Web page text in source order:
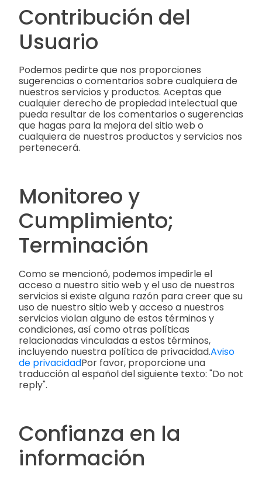
Contribución del
Usuario
Podemos pedirte que nos proporciones
sugerencias o comentarios sobre cualquiera de
nuestros servicios y productos. Aceptas que
cualquier derecho de propiedad intelectual que
pueda resultar de los comentarios o sugerencias
que hagas para la mejora del sitio web o
cualquiera de nuestros productos y servicios nos
pertenecerá.
Monitoreo y
Cumplimiento;
Terminación
Como se mencionó, podemos impedirle el
acceso a nuestro sitio web y el uso de nuestros
servicios si existe alguna razón para creer que su
uso de nuestro sitio web y acceso a nuestros
servicios violan alguno de estos términos y
condiciones, así como otras políticas
relacionadas vinculadas a estos términos,
incluyendo nuestra política de privacidad.Aviso
de privacidadPor favor, proporcione una
traducción al español del siguiente texto: "Do not
reply".
Confianza en la
información